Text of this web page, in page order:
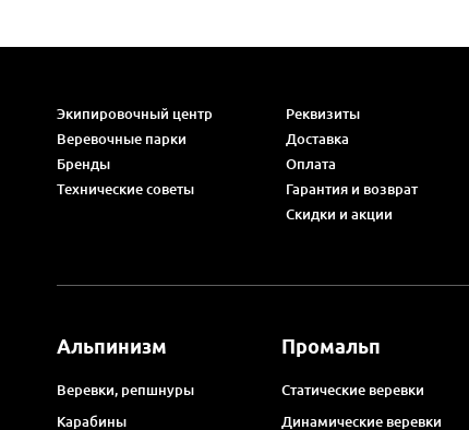
Экипировочный центр
Веревочные парки
Бренды
Технические советы
Реквизиты
Доставка
Оплата
Гарантия и возврат
Скидки и акции
Альпинизм
Веревки, репшнуры
Карабины
Промальп
Статические веревки
Динамические веревки